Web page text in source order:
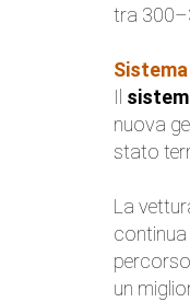
tra
Il
nuova
stato
La
continua
un